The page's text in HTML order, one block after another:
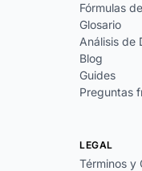
Fórmulas
Glosario
Análisis de
Blog
Guides
Preguntas
LEGAL
Términos y